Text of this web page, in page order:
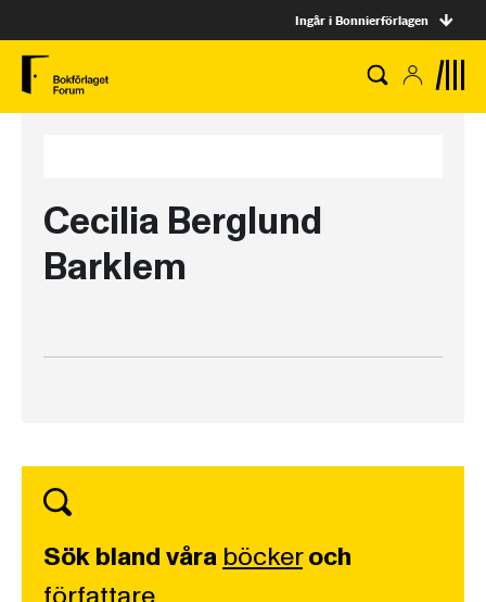
Ingår i Bonnierförlagen
Cecilia Berglund
Barklem
Sök bland våra böckeroch